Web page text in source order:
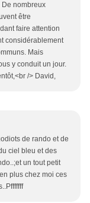
De nombreux
être
faire attention
considérablement
Mais
y conduit un jour.
/> David,
de rando et de
ciel bleu et des
un tout petit
plus chez moi ces